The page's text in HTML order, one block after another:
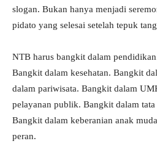
slogan. Bukan hanya menjadi
pidato yang selesai setelah tepuk
NTB harus bangkit dalam
Bangkit dalam kesehatan. Bangkit
dalam pariwisata. Bangkit dalam
pelayanan publik. Bangkit dalam
Bangkit dalam keberanian anak
peran.